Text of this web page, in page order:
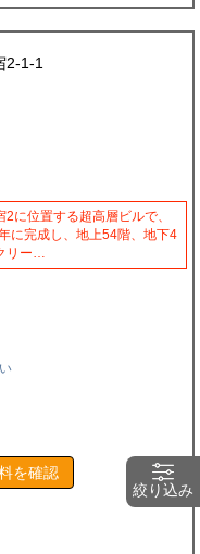
2-1-1
に位置する超高層ビルで、
に完成し、地上54階、地下4
リー…
を確認
絞り込み